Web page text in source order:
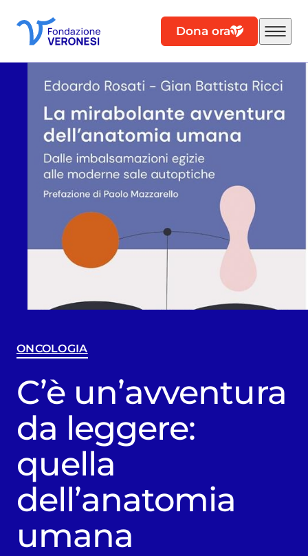
Dona ora
ONCOLOGIA
C’è un’avventura
da leggere:
quella
dell’anatomia
umana